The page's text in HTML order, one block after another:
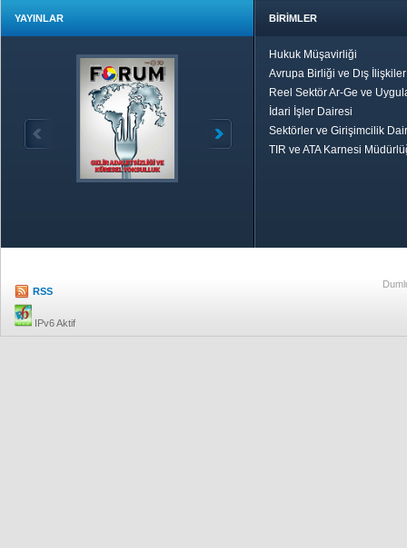
YAYINLAR BİRİMLER
Hukuk Müşavirliği
Avrupa Birliği ve Dış
Reel Sektör Ar-Ge ve
İdari İşler Dairesi
Sektörler ve Girişimcilik
TIR ve ATA Karnesi
RSS
IPv6 Aktif